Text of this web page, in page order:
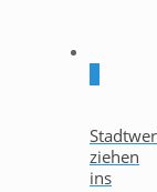
ziehen
ins